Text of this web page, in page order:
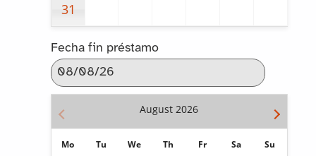
31
Fecha fin préstamo
August 2026
Mo Tu We Th Fr Sa Su